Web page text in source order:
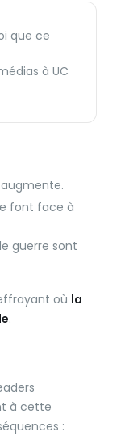
que ce
à UC
font face à
guerre sont
où la
.
à cette
: